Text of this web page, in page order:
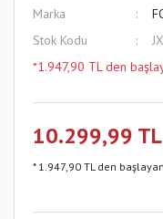
Marka
Stok Kodu
*1.947,90 TL den
10.299,99 TL
* 1.947,90 TL den